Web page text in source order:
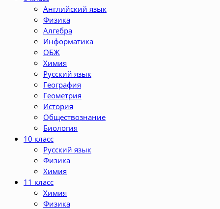
Английский язык
Физика
Алгебра
Информатика
ОБЖ
Химия
Русский язык
География
Геометрия
История
Обществознание
Биология
10 класс
Русский язык
Физика
Химия
11 класс
Химия
Физика